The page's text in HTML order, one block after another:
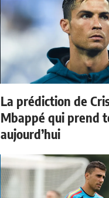
La prédiction de
Mbappé qui prend
aujourd’hui